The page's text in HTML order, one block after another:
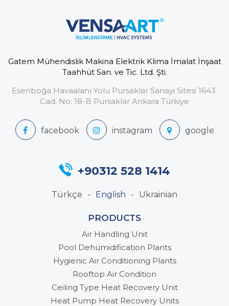
Gatem Mühendislik Makina Elektrik Klima İmalat İnşaat
Taahhüt San. ve Tic. Ltd. Şti.
Esenboğa Havaalanı Yolu Pursaklar Sanayi Sitesi 1643.
Cad. No: 18-B Pursaklar Ankara Türkiye
+90312 528 1414
Türkçe English Ukrainian
PRODUCTS
Air Handling Unit
Pool Dehumidification Plants
Hygienic Air Conditioning Plants
Rooftop Air Condition
Ceiling Type Heat Recovery Unit
Heat Pump Heat Recovery Units